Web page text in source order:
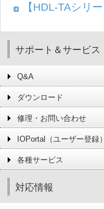
【HDL-TAシリ
サポート＆サービス
Q&A
ダウンロード
修理・お問い合わせ
IOPortal（ユーザー登録）
各種サービス
対応情報